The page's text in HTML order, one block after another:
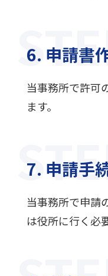
6. 申請書
当事務所で許可
ます。
7. 申請手
当事務所で申請
は役所に行く必